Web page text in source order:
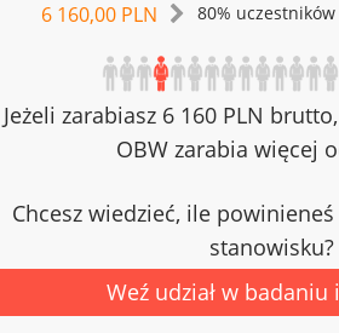
6 160,00 PLN 80%
Jeżeli zarabiasz 6 160 PLN
OBW zarabia więcej
Chcesz wiedzieć, ile
stanowisku?
Weź udział w badaniu